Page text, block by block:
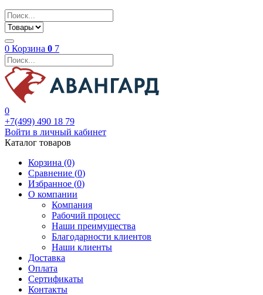
0 Корзина 0 7
0
+7(499) 490 18 79
Войти в личный кабинет
Каталог товаров
Корзина (0)
Сравнение (0)
Избранное (0)
О компании
Компания
Рабочий процесс
Наши преимущества
Благодарности клиентов
Наши клиенты
Доставка
Оплата
Сертификаты
Контакты